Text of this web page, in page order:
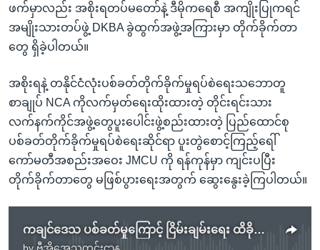
ဖက်မှာလည်း အစိုးရတပ်မတော်နဲ့ ဒီမိုကရေစီ အကျိုးပြုကရင်
အမျိုးသားတပ်ဖွဲ့ DKBA ခွဲထွက်အဖွဲ့အကြားမှာ တိုက်ခိုက်တာ
တွေ ရှိခဲ့ပါတယ်။
အစိုးရနဲ့ တနိုင်ငံလုံးပစ်ခတ်တိုက်ခိုက်မှုရပ်စဲရေးသဘောတူ
စာချုပ် NCA ကိုလက်မှတ်ရေးထိုးထားတဲ့ တိုင်းရင်းသား
လက်နက်ကိုင်အဖွဲ့တွေပူးပေါင်းဖွဲ့စည်းထားတဲ့ ပြည်ထောင်စု
ပစ်ခတ်တိုက်ခိုက်မှုရပ်စဲရေးဆိုင်ရာ ပူးတွဲစောင့်ကြည့်ရေါ်
ကော်မတီအစည်းအဝေး JMCU ကို ရန်ကုန်မှာ ကျင်းပပြီး
တိုက်ခိုက်တာတွေ မဖြစ်ပွားရေးအတွက် ဆွေးနွေးခဲ့ကြပါတယ်။
ကချင်ဒေသ ပစ်ခတ်မှုကြောင့် ငြိမ်းချမ်းရေး ထိခိုက်စရာမရှိ
by ဗွီအိုအေသတင်းဌာန